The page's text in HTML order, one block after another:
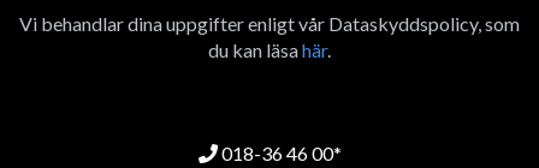
Vi behandlar dina uppgifter enligt vår Dataskyddspolicy, som
du kan läsahär.
018-36 46 00*